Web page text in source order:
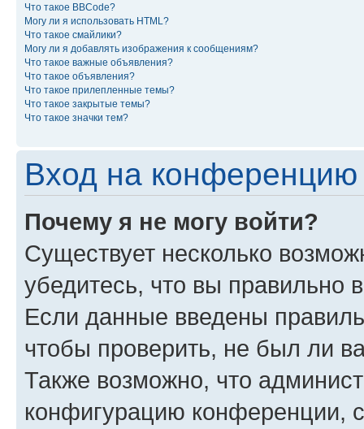
Что такое BBCode?
Могу ли я использовать HTML?
Что такое смайлики?
Могу ли я добавлять изображения к сообщениям?
Что такое важные объявления?
Что такое объявления?
Что такое прилепленные темы?
Что такое закрытые темы?
Что такое значки тем?
Вход на конференцию
Почему я не могу войти?
Существует несколько
убедитесь, что вы правильно
Если данные введены
чтобы проверить, не был ли
Также возможно, что
конфигурацию конференции,